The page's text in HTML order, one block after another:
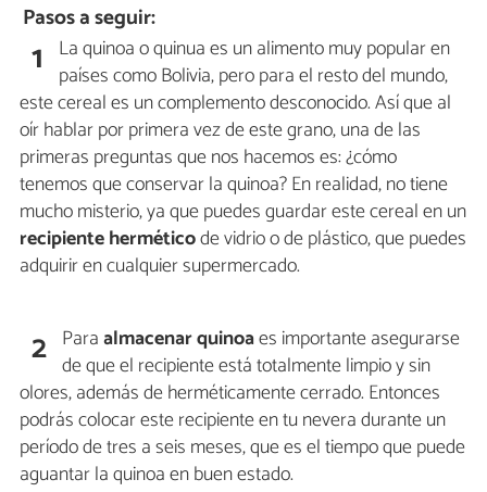
Pasos a seguir:
1 La quinoa o quinua es un alimento muy popular en
países como Bolivia, pero para el resto del mundo,
este cereal es un complemento desconocido. Así que al
oír hablar por primera vez de este grano, una de las
primeras preguntas que nos hacemos es: ¿cómo
tenemos que conservar la quinoa? En realidad, no tiene
mucho misterio, ya que puedes guardar este cereal en un
recipiente herméticode vidrio o de plástico, que puedes
adquirir en cualquier supermercado.
2 Paraalmacenar quinoaes importante asegurarse
de que el recipiente está totalmente limpio y sin
olores, además de herméticamente cerrado. Entonces
podrás colocar este recipiente en tu nevera durante un
período de tres a seis meses, que es el tiempo que puede
aguantar la quinoa en buen estado.